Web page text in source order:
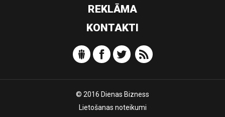
REKLĀMA
KONTAKTI
© 2016 Dienas Bizness
Lietošanas noteikumi